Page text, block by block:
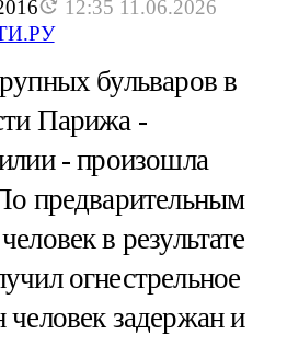
12:35 11.06.2026
бульваров в
Парижа -
- произошла
предварительным
в результате
огнестрельное
задержан и